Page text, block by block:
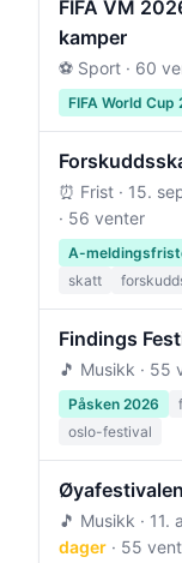
FIFA VM
kamper
⚽ Sport · 60
FIFA World Cup
⏰ Frist · 15.
· 56 venter
A-
skatt
Findings
🎵 Musikk · 55
Påsken 2026
oslo-festival
🎵 Musikk · 11.
dager · 55